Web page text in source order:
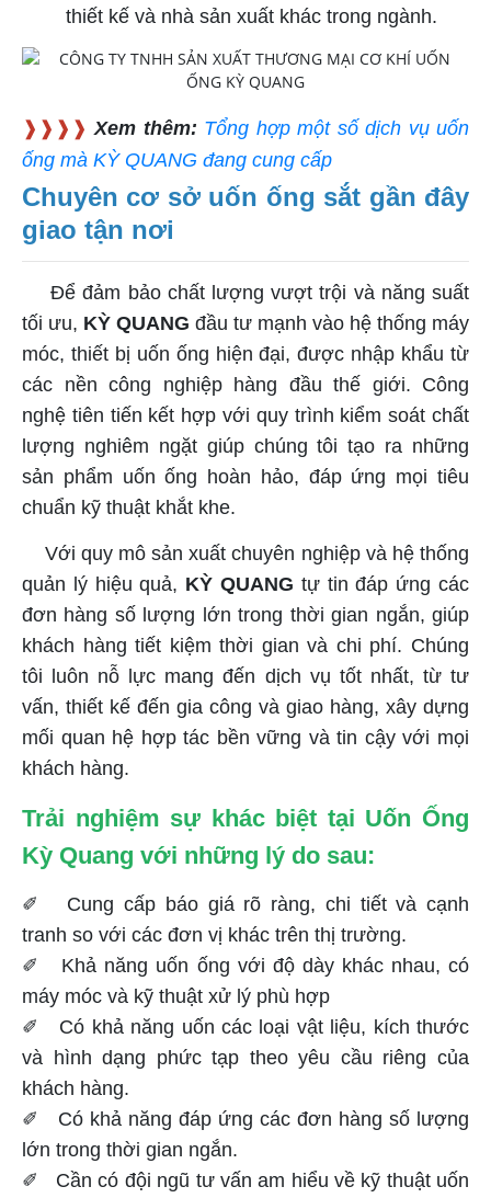
thiết kế và nhà sản xuất khác trong ngành.
❱❱❱❱ Xem thêm: Tổng hợp một số dịch vụ uốn
ống mà KỲ QUANG đang cung cấp
Chuyên cơ sở uốn ống sắt gần đây
giao tận nơi
Để đảm bảo chất lượng vượt trội và năng suất
tối ưu, KỲ QUANG đầu tư mạnh vào hệ thống máy
móc, thiết bị uốn ống hiện đại, được nhập khẩu từ
các nền công nghiệp hàng đầu thế giới. Công
nghệ tiên tiến kết hợp với quy trình kiểm soát chất
lượng nghiêm ngặt giúp chúng tôi tạo ra những
sản phẩm uốn ống hoàn hảo, đáp ứng mọi tiêu
chuẩn kỹ thuật khắt khe.
Với quy mô sản xuất chuyên nghiệp và hệ thống
quản lý hiệu quả, KỲ QUANG tự tin đáp ứng các
đơn hàng số lượng lớn trong thời gian ngắn, giúp
khách hàng tiết kiệm thời gian và chi phí. Chúng
tôi luôn nỗ lực mang đến dịch vụ tốt nhất, từ tư
vấn, thiết kế đến gia công và giao hàng, xây dựng
mối quan hệ hợp tác bền vững và tin cậy với mọi
khách hàng.
Trải nghiệm sự khác biệt tại Uốn Ống
Kỳ Quang với những lý do sau:
✐ Cung cấp báo giá rõ ràng, chi tiết và cạnh
tranh so với các đơn vị khác trên thị trường.
✐ Khả năng uốn ống với độ dày khác nhau, có
máy móc và kỹ thuật xử lý phù hợp
✐ Có khả năng uốn các loại vật liệu, kích thước
và hình dạng phức tạp theo yêu cầu riêng của
khách hàng.
✐ Có khả năng đáp ứng các đơn hàng số lượng
lớn trong thời gian ngắn.
✐ Cần có đội ngũ tư vấn am hiểu về kỹ thuật uốn